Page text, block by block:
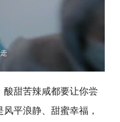
甜苦辣咸都要让你尝
平浪静、甜蜜幸福，